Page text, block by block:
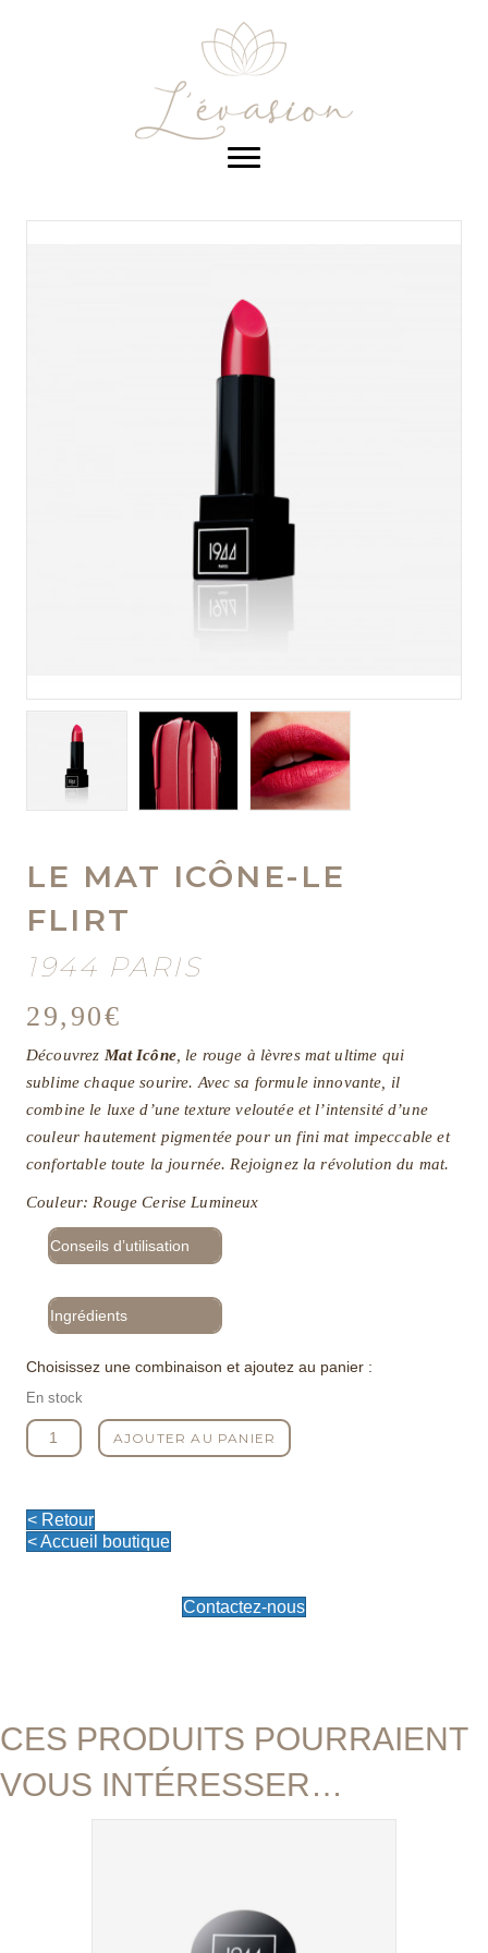
LE MAT ICÔNE-LE
FLIRT
1944 PARIS
29,90€
Découvrez Mat Icône, le rouge à lèvres mat ultime qui
sublime chaque sourire. Avec sa formule innovante, il
combine le luxe d’une texture veloutée et l’intensité d’une
couleur hautement pigmentée pour un fini mat impeccable et
confortable toute la journée. Rejoignez la révolution du mat.
Couleur: Rouge Cerise Lumineux
Conseils d’utilisation
Ingrédients
Choisissez une combinaison et ajoutez au panier :
En stock
quantité
de
Icône-
Le
AJOUTER AU PANIER
< Retour
< Accueil boutique
Contactez-nous
CES PRODUITS POURRAIENT
VOUS INTÉRESSER…